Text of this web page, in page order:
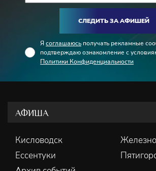
СЛЕДИТЬ ЗА АФИШЕЙ
Я соглашаюсь получать рекламные
подтверждаю ознакомление с
Политики Конфиденциальности
АФИША
Кисловодск
Ессентуки